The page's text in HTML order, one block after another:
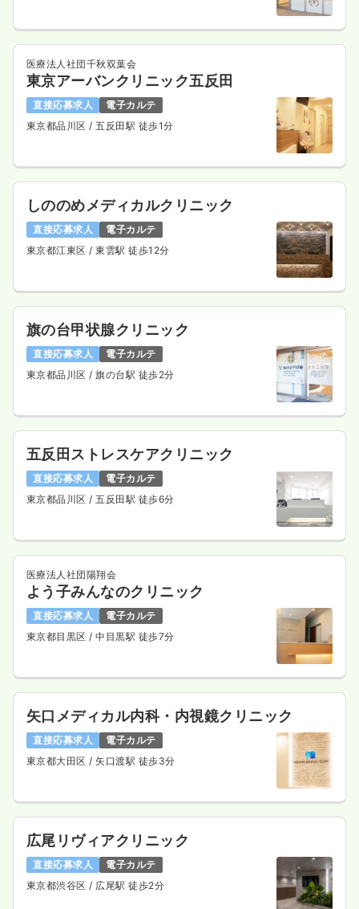
ブランク可
気になる
透析 一般病院
給与 24.8万円/月 賞与3ヶ月
時間 8:45～17:15（休憩60分）
ブランク可
月給24万円以上可
気になる 詳細を見る
訪問看護正・准看護師 訪問看護
一時募集休止
給与 23.2〜28.4万円/月 賞与2.6ヶ月
※一例
時間 8:45～17:15
（休憩60分）
日祝休み
4週8休以上
オンコールあり
月給28万円以上可
医療法人社団千秋双葉会
東京アーバンクリニック五反田
直接応募求人
電子カルテ
東京都品川区/ 五反田駅 徒歩1分
しののめメディカルクリニック
直接応募求人
電子カルテ
東京都江東区/ 東雲駅 徒歩12分
旗の台甲状腺クリニック
直接応募求人
電子カルテ
東京都品川区/ 旗の台駅 徒歩2分
五反田ストレスケアクリニック
直接応募求人
電子カルテ
東京都品川区/ 五反田駅 徒歩6分
医療法人社団陽翔会
よう子みんなのクリニック
直接応募求人
電子カルテ
東京都目黒区/ 中目黒駅 徒歩7分
矢口メディカル内科・内視鏡クリニック
直接応募求人
電子カルテ
東京都大田区/ 矢口渡駅 徒歩3分
広尾リヴィアクリニック
直接応募求人
電子カルテ
東京都渋谷区/ 広尾駅 徒歩2分